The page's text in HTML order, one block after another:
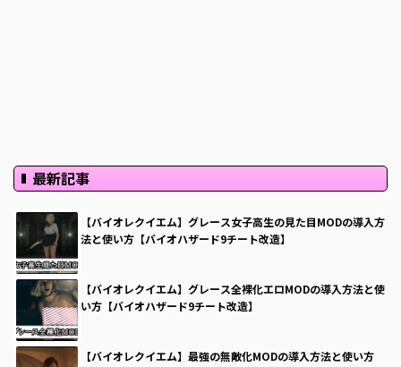
最新記事
【バイオレクイエム】グレース女子高生の見た目MODの導入方
法と使い方【バイオハザード9チート改造】
【バイオレクイエム】グレース全裸化エロMODの導入方法と使
い方【バイオハザード9チート改造】
【バイオレクイエム】最強の無敵化MODの導入方法と使い方